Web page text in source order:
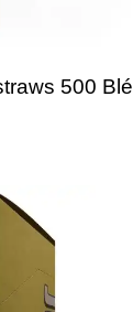
500 Blé